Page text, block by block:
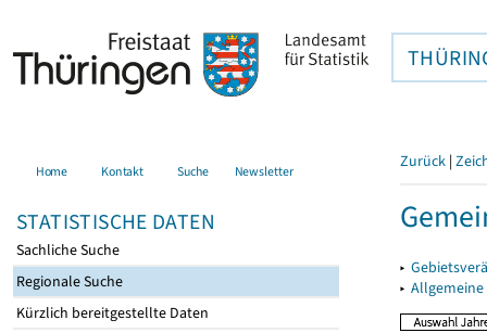
Home Kontakt Suche Newsletter
STATISTISCHE DATEN
Sachliche Suche
Regionale Suche
Kürzlich bereitgestellte Daten
Zurück |
▸
▸